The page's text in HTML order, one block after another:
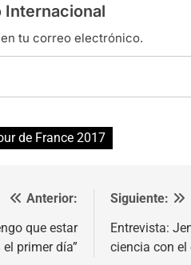
Internacional
tu correo electrónico.
de France 2017
Anterior:
que estar
el primer día”
Siguiente:
Entrevista:
ciencia con el